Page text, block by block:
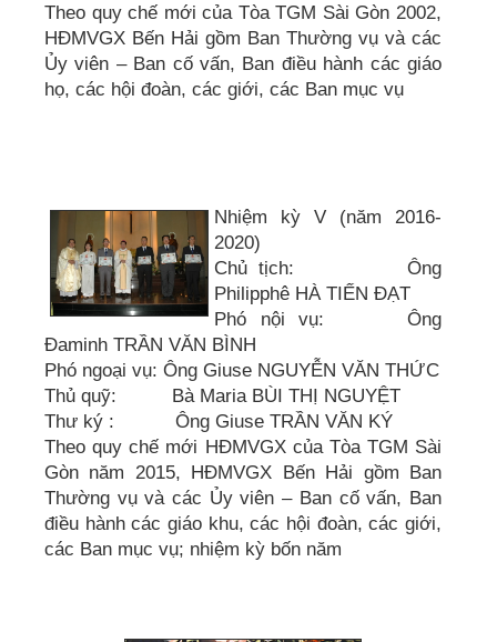
Theo quy chế mới của Tòa TGM Sài Gòn 2002,
HĐMVGX Bến Hải gồm Ban Thường vụ và các
Ủy viên – Ban cố vấn, Ban điều hành các giáo
họ, các hội đoàn, các giới, các Ban mục vụ
Nhiệm kỳ V (năm 2016-
2020)
Chủ tịch: Ông
Philipphê HÀ TIẾN ĐẠT
Phó nội vụ: Ông
Đaminh TRẦN VĂN BÌNH
Phó ngoại vụ: Ông Giuse NGUYỄN VĂN THỨC
Thủ quỹ: Bà Maria BÙI THỊ NGUYỆT
Thư ký : Ông Giuse TRẦN VĂN KÝ
Theo quy chế mới HĐMVGX của Tòa TGM Sài
Gòn năm 2015, HĐMVGX Bến Hải gồm Ban
Thường vụ và các Ủy viên – Ban cố vấn, Ban
điều hành các giáo khu, các hội đoàn, các giới,
các Ban mục vụ; nhiệm kỳ bốn năm